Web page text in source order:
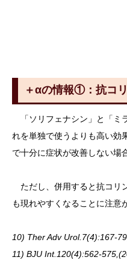
＋αの情報①：抗コ
「ソリフェナシン」と「ミ
れを単独で使うよりも高い効
で十分に症状が改善しない場
ただし、併用すると抗コリ
も現れやすくなることに注意
10) Ther Adv Urol.7(4):167-
11) BJU Int.120(4):562-